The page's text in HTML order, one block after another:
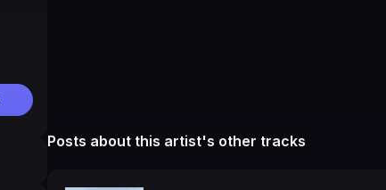
Posts about this artist's other tracks